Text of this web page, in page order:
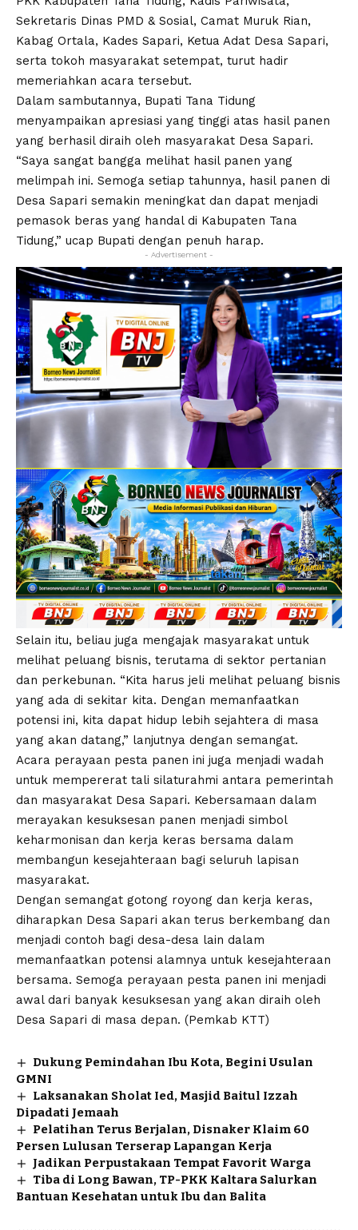
Sekretaris Dinas PMD & Sosial, Camat Muruk Rian,
Kabag Ortala, Kades Sapari, Ketua Adat Desa Sapari,
serta tokoh masyarakat setempat, turut hadir
memeriahkan acara tersebut.
Dalam sambutannya, Bupati Tana Tidung
menyampaikan apresiasi yang tinggi atas hasil panen
yang berhasil diraih oleh masyarakat Desa Sapari.
“Saya sangat bangga melihat hasil panen yang
melimpah ini. Semoga setiap tahunnya, hasil panen di
Desa Sapari semakin meningkat dan dapat menjadi
pemasok beras yang handal di Kabupaten Tana
Tidung,” ucap Bupati dengan penuh harap.
- Advertisement -
Selain itu, beliau juga mengajak masyarakat untuk
melihat peluang bisnis, terutama di sektor pertanian
dan perkebunan. “Kita harus jeli melihat peluang bisnis
yang ada di sekitar kita. Dengan memanfaatkan
potensi ini, kita dapat hidup lebih sejahtera di masa
yang akan datang,” lanjutnya dengan semangat.
Acara perayaan pesta panen ini juga menjadi wadah
untuk mempererat tali silaturahmi antara pemerintah
dan masyarakat Desa Sapari. Kebersamaan dalam
merayakan kesuksesan panen menjadi simbol
keharmonisan dan kerja keras bersama dalam
membangun kesejahteraan bagi seluruh lapisan
masyarakat.
Dengan semangat gotong royong dan kerja keras,
diharapkan Desa Sapari akan terus berkembang dan
menjadi contoh bagi desa-desa lain dalam
memanfaatkan potensi alamnya untuk kesejahteraan
bersama. Semoga perayaan pesta panen ini menjadi
awal dari banyak kesuksesan yang akan diraih oleh
Desa Sapari di masa depan. (Pemkab KTT)
Dukung Pemindahan Ibu Kota, Begini Usulan
GMNI
Laksanakan Sholat Ied, Masjid Baitul Izzah
Dipadati Jemaah
Pelatihan Terus Berjalan, Disnaker Klaim 60
Persen Lulusan Terserap Lapangan Kerja
Jadikan Perpustakaan Tempat Favorit Warga
Tiba di Long Bawan, TP-PKK Kaltara Salurkan
Bantuan Kesehatan untuk Ibu dan Balita